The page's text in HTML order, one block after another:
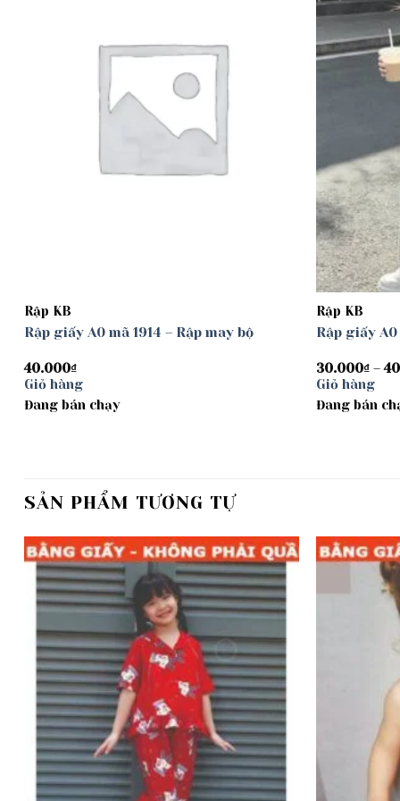
Rập KB
Rập giấy A0 mã 1914 – Rập may bộ
40.000₫
Giỏ hàng
Đang bán chạy
Rập KB
Rập giấy
30.000₫ –
Giỏ hàng
Đang bán
SẢN PHẨM TƯƠNG TỰ
Add to
wishlist